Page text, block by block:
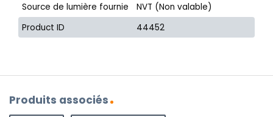
Source de lumière fournie
NVT (Non valable)
Product ID
44452
Produits associés